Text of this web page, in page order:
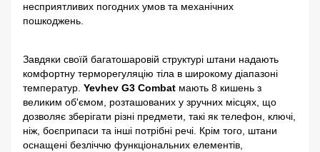
несприятливих погодних умов та механічних
пошкоджень.
Завдяки своїй багатошаровій структурі штани надають
комфортну терморегуляцію тіла в широкому діапазоні
температур. Yevhev G3 Combat мають 8 кишень з
великим об'ємом, розташованих у зручних місцях, що
дозволяє зберігати різні предмети, такі як телефон, ключі,
ніж, боєприпаси та інші потрібні речі. Крім того, штани
оснащені безліччю функціональних елементів,